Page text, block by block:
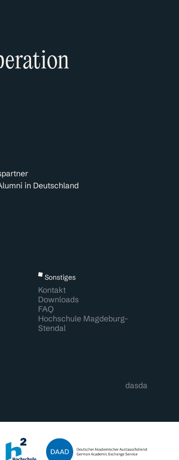
in Deutschland
Sonstiges
Kontakt
Downloads
FAQ
Hochschule Magdeburg-
Stendal
dasda